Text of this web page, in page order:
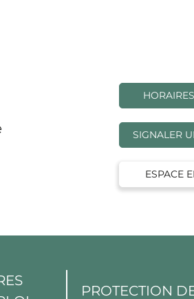
SIGNALER
ESPACE
PROTECTION